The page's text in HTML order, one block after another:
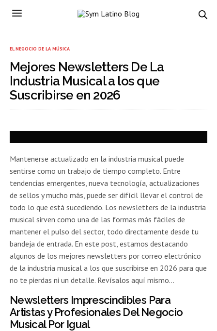
EL NEGOCIO DE LA MÚSICA
Mejores Newsletters De La
Industria Musical a los que
Suscribirse en 2026
Mantenerse actualizado en la industria musical puede
sentirse como un trabajo de tiempo completo. Entre
tendencias emergentes, nueva tecnología, actualizaciones
de sellos y mucho más, puede ser difícil llevar el control de
todo lo que está sucediendo. Los newsletters de la industria
musical sirven como una de las formas más fáciles de
mantener el pulso del sector, todo directamente desde tu
bandeja de entrada. En este post, estamos destacando
algunos de los mejores newsletters por correo electrónico
de la industria musical a los que suscribirse en 2026 para que
no te pierdas ni un detalle. Revísalos aquí mismo…
Newsletters Imprescindibles Para
Artistas y Profesionales Del Negocio
Musical Por Igual